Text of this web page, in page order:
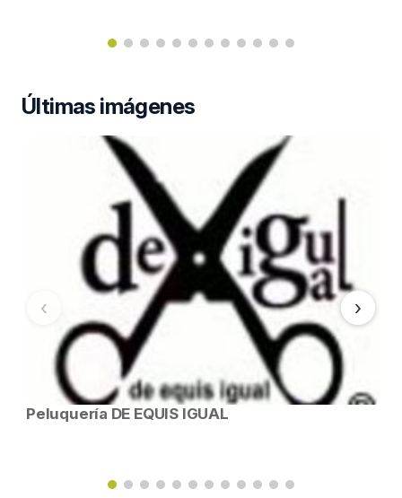
Últimas imágenes
‹ ›
Peluquería DE EQUIS IGUAL